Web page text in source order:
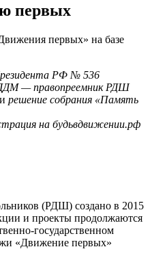
первых
первых» на базе
РФ № 536
— правопреемник РДШ
решение собрания «Память
на будьвдвижении.рф
(РДШ) создано в 2015
и проекты продолжаются
государственном
«Движение первых»